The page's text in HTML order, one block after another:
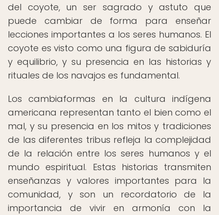
del coyote, un ser sagrado y astuto que
puede cambiar de forma para enseñar
lecciones importantes a los seres humanos. El
coyote es visto como una figura de sabiduría
y equilibrio, y su presencia en las historias y
rituales de los navajos es fundamental.
Los cambiaformas en la cultura indígena
americana representan tanto el bien como el
mal, y su presencia en los mitos y tradiciones
de las diferentes tribus refleja la complejidad
de la relación entre los seres humanos y el
mundo espiritual. Estas historias transmiten
enseñanzas y valores importantes para la
comunidad, y son un recordatorio de la
importancia de vivir en armonía con la